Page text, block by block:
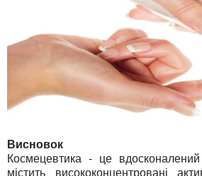
Висновок
Космецевтика - це
містить висококонцентровані